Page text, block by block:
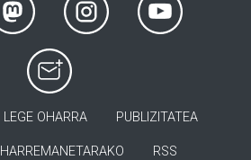
LEGE OHARRA PUBLIZITATEA
HARREMANETARAKO RSS